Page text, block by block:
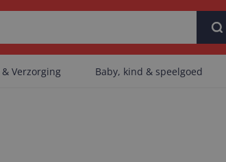
Verzorging Baby, kind & speelgoed